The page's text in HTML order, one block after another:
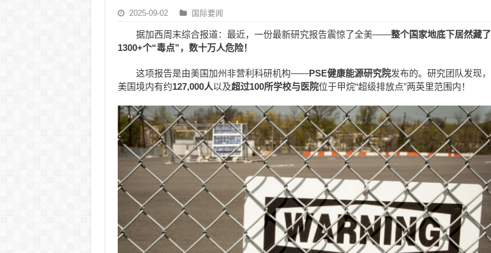
2025-09-02 国际要闻
据加西周末综合报道：最近，一份最新研究报告震惊了全美——整个国家地底下居然藏了
1300+个“毒点”，数十万人危险！
这项报告是由美国加州非营利科研机构——PSE健康能源研究院发布的。研究团队发现，
美国境内有约127,000人以及超过100所学校与医院位于甲烷“超级排放点”两英里范围内！